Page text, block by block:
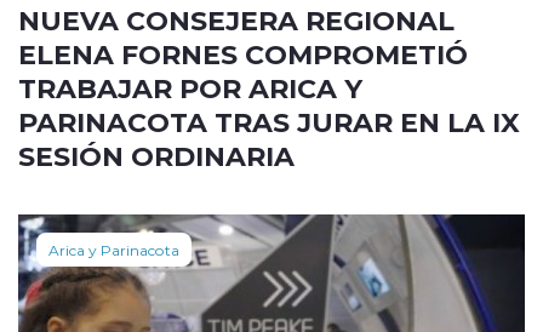
NUEVA CONSEJERA REGIONAL
ELENA FORNES COMPROMETIÓ
TRABAJAR POR ARICA Y
PARINACOTA TRAS JURAR EN LA IX
SESIÓN ORDINARIA
Arica y Parinacota